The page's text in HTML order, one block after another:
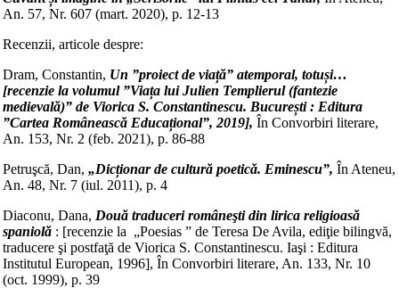
An. 57, Nr. 607 (mart. 2020), p. 12-13
Recenzii, articole despre:
Dram, Constantin, Un ”proiect de viață” atemporal, totuși…
[recenzie la volumul ”Viața lui Julien Templierul (fantezie
medievală)” de Viorica S. Constantinescu. București : Editura
”Cartea Românească Educațional”, 2019], În Convorbiri literare,
An. 153, Nr. 2 (feb. 2021), p. 86-88
Petruşcă, Dan, „Dicționar de cultură poetică. Eminescu”, În Ateneu,
An. 48, Nr. 7 (iul. 2011), p. 4
Diaconu, Dana, Două traduceri româneşti din lirica religioasă
spaniolă : [recenzie la „Poesias ” de Teresa De Avila, ediţie bilingvă,
traducere şi postfaţă de Viorica S. Constantinescu. Iaşi : Editura
Institutul European, 1996], În Convorbiri literare, An. 133, Nr. 10
(oct. 1999), p. 39